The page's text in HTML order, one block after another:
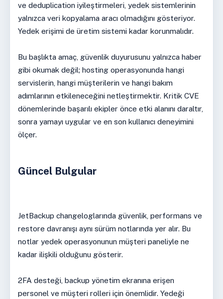
ve deduplication iyileştirmeleri, yedek sistemlerinin
yalnızca veri kopyalama aracı olmadığını gösteriyor.
Yedek erişimi de üretim sistemi kadar korunmalıdır.
Bu başlıkta amaç, güvenlik duyurusunu yalnızca haber
gibi okumak değil; hosting operasyonunda hangi
servislerin, hangi müşterilerin ve hangi bakım
adımlarının etkileneceğini netleştirmektir. Kritik CVE
dönemlerinde başarılı ekipler önce etki alanını daraltır,
sonra yamayı uygular ve en son kullanıcı deneyimini
ölçer.
Güncel Bulgular
JetBackup changeloglarında güvenlik, performans ve
restore davranışı aynı sürüm notlarında yer alır. Bu
notlar yedek operasyonunun müşteri paneliyle ne
kadar ilişkili olduğunu gösterir.
2FA desteği, backup yönetim ekranına erişen
personel ve müşteri rolleri için önemlidir. Yedeği